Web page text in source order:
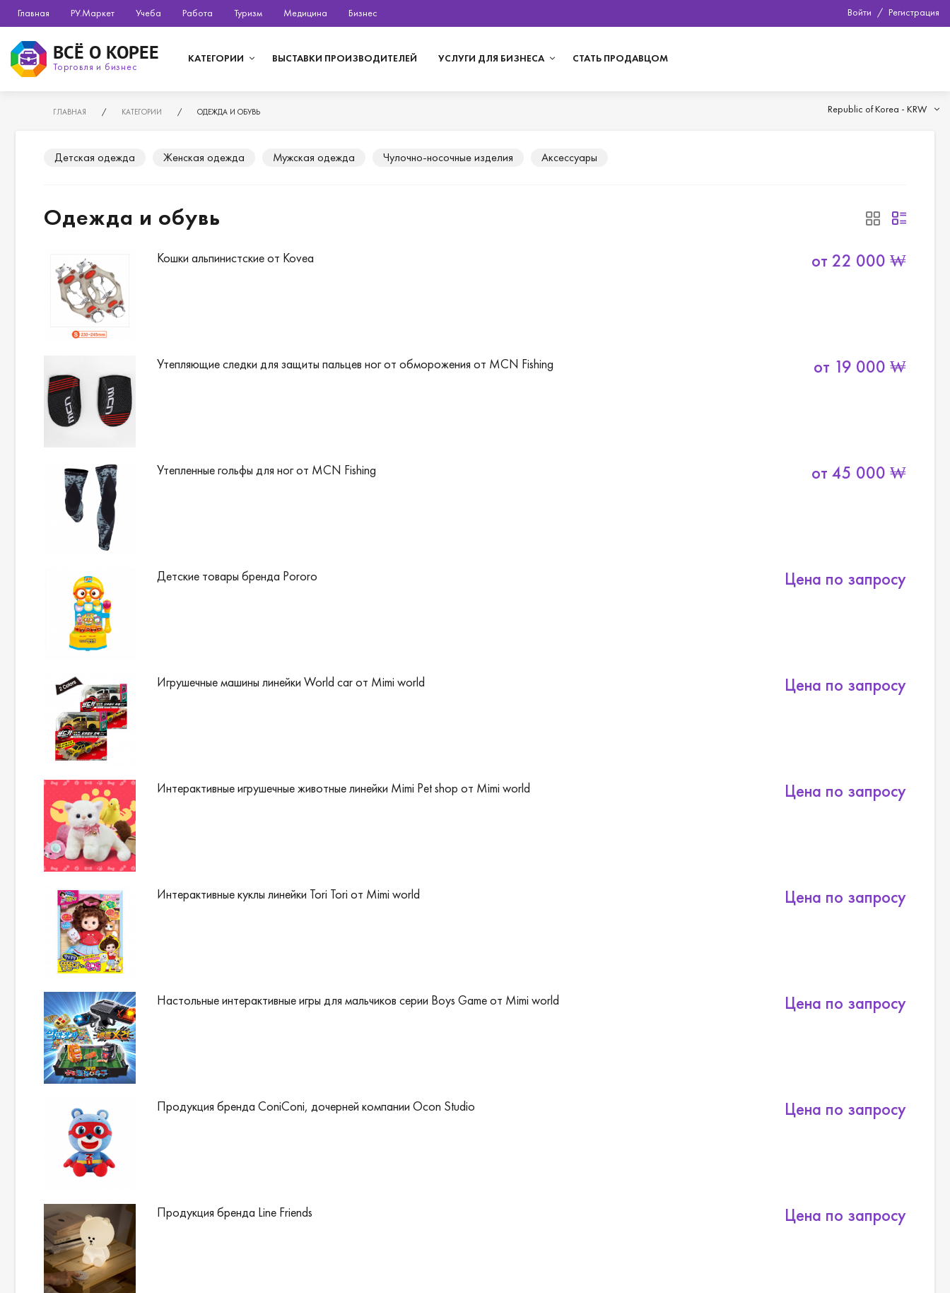
Главная РУ.Маркет Учеба Работа Туризм Медицина Бизнес Войти / Регистрация
ВСЁ О КОРЕЕ
Торговля и бизнес
КАТЕГОРИИ ВЫСТАВКИ ПРОИЗВОДИТЕЛЕЙ УСЛУГИ ДЛЯ БИЗНЕСА СТАТЬ ПРОДАВЦОМ
ГЛАВНАЯ / КАТЕГОРИИ / ОДЕЖДА И ОБУВЬ Republic of Korea - KRW
Детская одежда Женская одежда Мужская одежда Чулочно-носочные изделия Аксессуары
Одежда и обувь
Кошки альпинистские от Kovea от 22 000 ₩
Утепляющие следки для защиты пальцев ног от обморожения от MCN Fishing от 19 000 ₩
Утепленные гольфы для ног от MCN Fishing от 45 000 ₩
Детские товары бренда Pororo Цена по запросу
Игрушечные машины линейки World car от Mimi world Цена по запросу
Интерактивные игрушечные животные линейки Mimi Pet shop от Mimi world Цена по запросу
Интерактивные куклы линейки Tori Tori от Mimi world Цена по запросу
Настольные интерактивные игры для мальчиков серии Boys Game от Mimi world Цена по запросу
Продукция бренда ConiConi, дочерней компании Ocon Studio Цена по запросу
Продукция бренда Line Friends Цена по запросу